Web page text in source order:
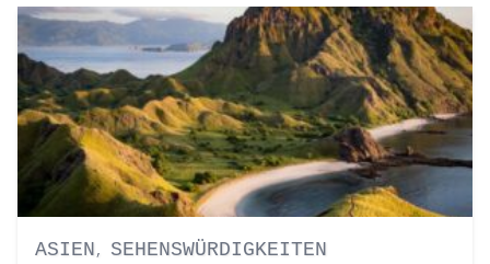
ASIEN , SEHENSWÜRDIGKEITEN